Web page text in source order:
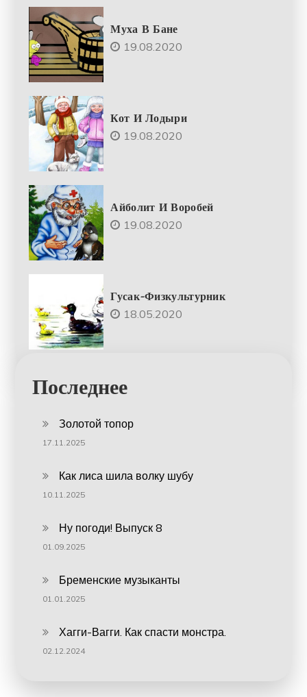
Муха В Бане
19.08.2020
Кот И Лодыри
19.08.2020
Айболит И Воробей
19.08.2020
Гусак-Физкультурник
18.05.2020
Последнее
Золотой топор
17.11.2025
Как лиса шила волку шубу
10.11.2025
Ну погоди! Выпуск 8
01.09.2025
Бременские музыканты
01.01.2025
Хагги-Вагги. Как спасти монстра.
02.12.2024